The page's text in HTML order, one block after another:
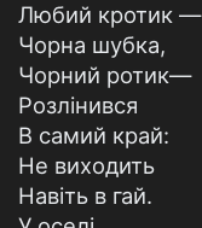
Любий кротик —
Чорна шубка,
Чорний ротик—
Розлінився
В самий край:
Не виходить
Навіть в гай.